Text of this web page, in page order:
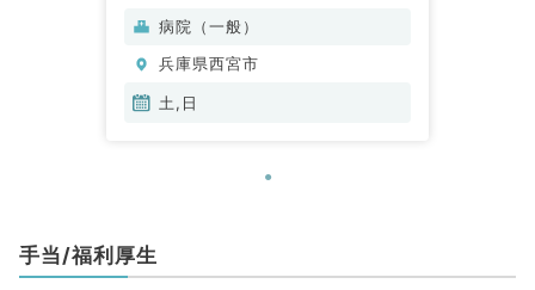
科、一般内科、循環器内科、呼吸
外科系全般、一般外科、消化器外
科
病院（一般）
兵庫県西宮市
土,日
手当/福利厚生